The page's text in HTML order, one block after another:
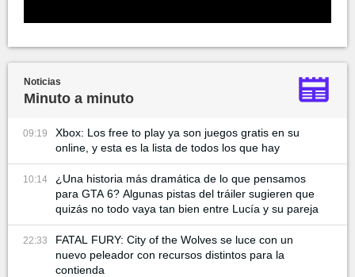
Noticias
Minuto a minuto
09:19
Xbox: Los free to play ya son juegos gratis en su
online, y esta es la lista de todos los que hay
10:14
¿Una historia más dramática de lo que pensamos
para GTA 6? Algunas pistas del tráiler sugieren que
quizás no todo vaya tan bien entre Lucía y su pareja
22:33
FATAL FURY: City of the Wolves se luce con un
nuevo peleador con recursos distintos para la
contienda